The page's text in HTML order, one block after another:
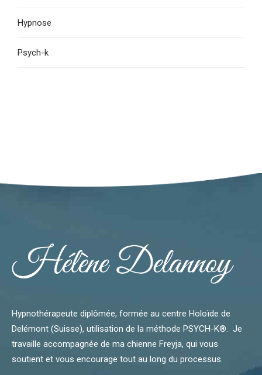
Hypnose
Psych-k
Hypnothérapeute diplômée, formée au centre Holoïde de
Delémont (Suisse), utilisation de la méthode PSYCH-K®. Je
travaille accompagnée de ma chienne Freyja, qui vous
soutient et vous encourage tout au long du processus.